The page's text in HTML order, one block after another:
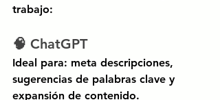
trabajo:
🧠 ChatGPT
Ideal para: meta descripciones,
sugerencias de palabras clave y
expansión de contenido.